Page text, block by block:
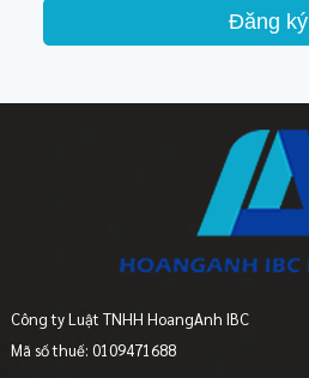
Đăng ký
Công ty Luật TNHH HoangAnh IBC
Mã số thuế: 0109471688